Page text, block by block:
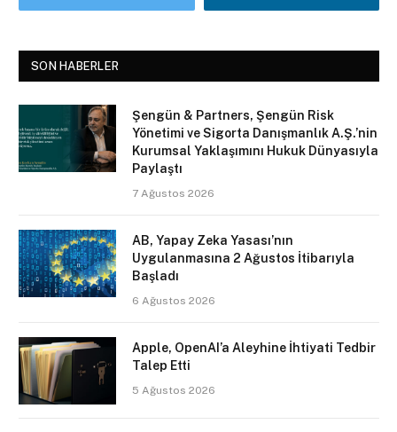
SON HABERLER
Şengün & Partners, Şengün Risk
Yönetimi ve Sigorta Danışmanlık A.Ş.’nin
Kurumsal Yaklaşımını Hukuk Dünyasıyla
Paylaştı
7 Ağustos 2026
AB, Yapay Zeka Yasası’nın
Uygulanmasına 2 Ağustos İtibarıyla
Başladı
6 Ağustos 2026
Apple, OpenAI’a Aleyhine İhtiyati Tedbir
Talep Etti
5 Ağustos 2026